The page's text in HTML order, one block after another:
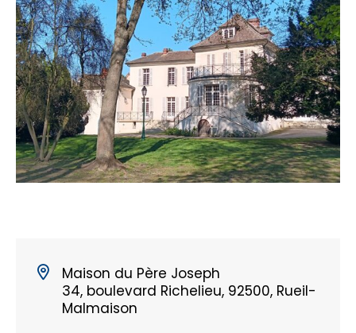
Maison du Père Joseph
34, boulevard Richelieu, 92500, Rueil-
Malmaison